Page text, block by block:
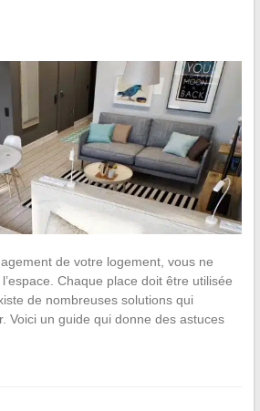
de votre logement, vous ne
Chaque place doit être utilisée
de nombreuses solutions qui
Voici un guide qui donne des astuces